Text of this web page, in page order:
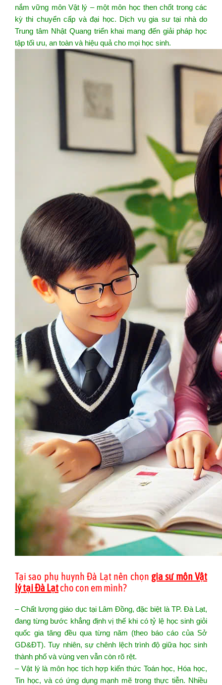
nắm vững môn Vật lý – một môn học then chốt trong các
kỳ thi chuyển cấp và đại học. Dịch vụ gia sư tại nhà do
Trung tâm Nhật Quang triển khai mang đến giải pháp học
tập tối ưu, an toàn và hiệu quả cho mọi học sinh.
Tại sao phụ huynh Đà Lạt nên chọn gia sư môn Vật
lý tại Đà Lạtcho con em mình?
– Chất lượng giáo dục tại Lâm Đồng, đặc biệt là TP. Đà Lạt,
đang từng bước khẳng định vị thế khi có tỷ lệ học sinh giỏi
quốc gia tăng đều qua từng năm (theo báo cáo của Sở
GD&ĐT). Tuy nhiên, sự chênh lệch trình độ giữa học sinh
thành phố và vùng ven vẫn còn rõ rệt.
– Vật lý là môn học tích hợp kiến thức Toán học, Hóa học,
Tin học, và có ứng dụng mạnh mẽ trong thực tiễn. Nhiều